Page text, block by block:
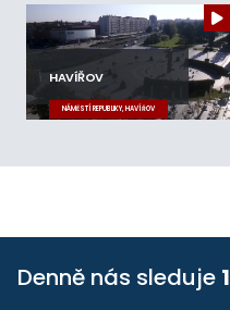
HAVÍŘOV
NÁMĚSTÍ REPUBLIKY, HAVÍŘOV
Denně nás sleduje